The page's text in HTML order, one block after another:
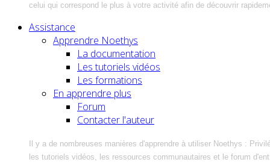
celui qui correspond le plus à votre activité afin de découvrir
Assistance
Apprendre Noethys
La documentation
Les tutoriels vidéos
Les formations
En apprendre plus
Forum
Contacter l'auteur
Il y a de nombreuses manières d'apprendre à utiliser Noethys :
les tutoriels vidéos, les ressources communautaires et le forum